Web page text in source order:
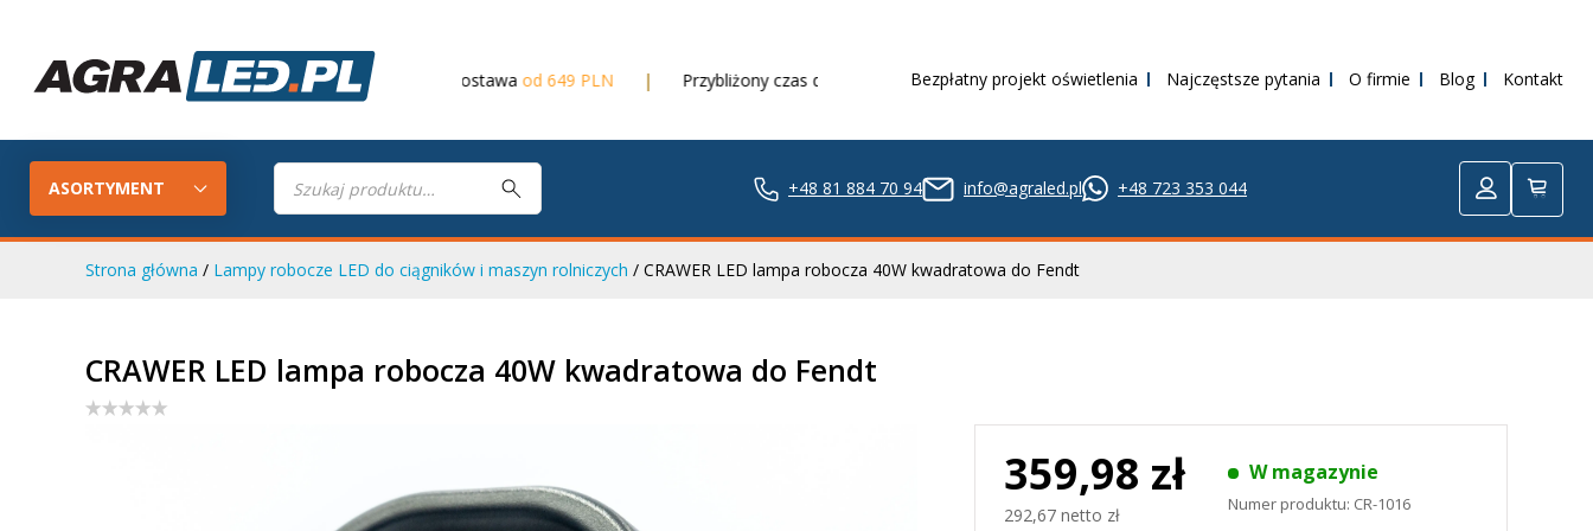
Darmowa dostawa od 649 PLN Przybliżony czas dostawy3 dni robocze Bezpłatny projekt oświetlenia Najczęstsze pytania O firmie Blog Kontakt
ASORTYMENT
Wyszukiwarka
produktów +48 81 884 70 94 info@agraled.pl +48 723 353 044
Konfigurator LED
Skompletuj oświetlenie LED do
swojego ciągnika
Lampy robocze LED
Strona główna / Lampy robocze LED do ciągników i maszyn rolniczych / CRAWER LED lampa robocza 40W kwadratowa do Fendt
CRAWER LED lampa robocza 40W kwadratowa do Fendt
359,98 zł
292,67 netto zł
W magazynie
Numer produktu: CR-1016